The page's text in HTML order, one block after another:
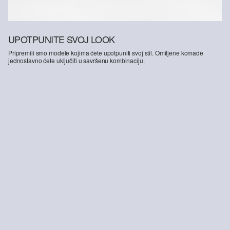
UPOTPUNITE SVOJ LOOK
Pripremili smo modele kojima ćete upotpuniti svoj stil. Omiljene komade
jednostavno ćete uključiti u savršenu kombinaciju.